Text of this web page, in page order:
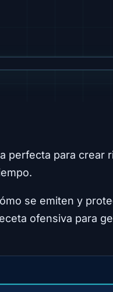
perfecta para crear
se emiten y
ofensiva para